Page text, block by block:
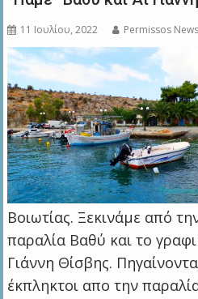
11 Ιουλίου, 2022 Permissos
Βοιωτίας. Ξεκινάμε από
παραλία Βαθύ και το
Γιάννη Θίσβης.
έκπληκτοι απο την